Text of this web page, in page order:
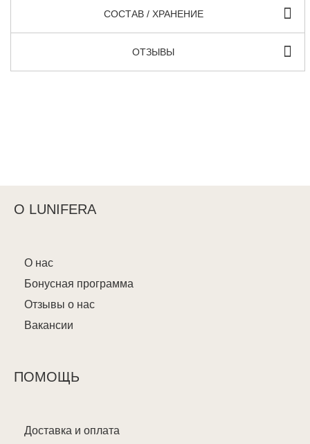
СОСТАВ / ХРАНЕНИЕ
ОТЗЫВЫ
О LUNIFERA
О нас
Бонусная программа
Отзывы о нас
Вакансии
ПОМОЩЬ
Доставка и оплата